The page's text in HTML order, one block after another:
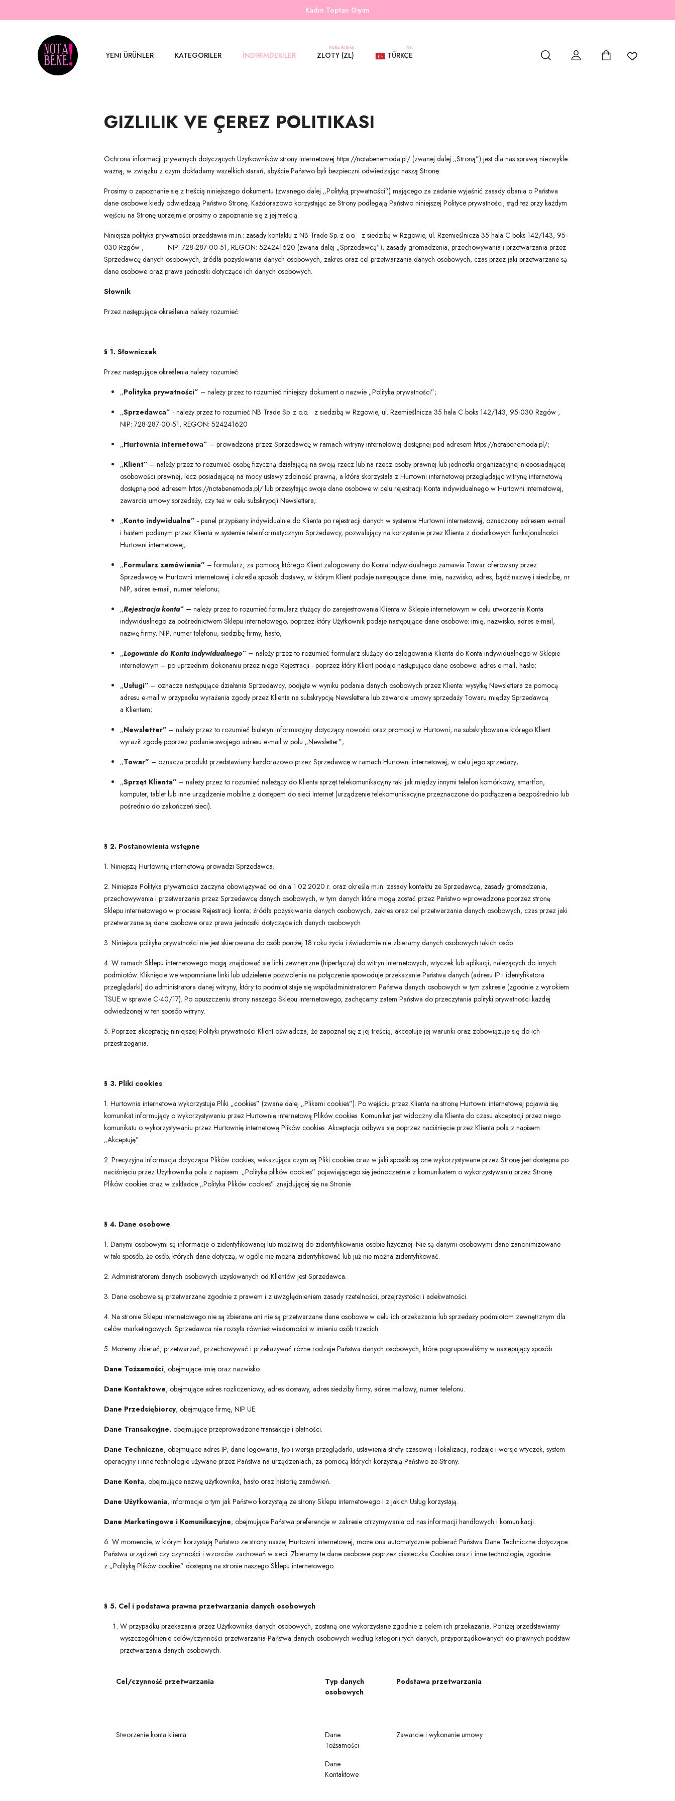
Kadın Toptan Giyim
YENI ÜRÜNLER KATEGORILER İNDIRIMDEKILER
PARA BIRIMI
ZLOTY (ZŁ)
DIL
TÜRKÇE
GIZLILIK VE ÇEREZ POLITIKASI
Ochrona informacji prywatnych dotyczących Użytkowników strony internetowej https://notabenemoda.pl/ (zwanej dalej „Stroną”) jest dla nas sprawą niezwykle
ważną, w związku z czym dokładamy wszelkich starań, abyście Państwo byli bezpieczni odwiedzając naszą Stronę.
Prosimy o zapoznanie się z treścią niniejszego dokumentu (zwanego dalej „Polityką prywatności”) mającego za zadanie wyjaśnić zasady dbania o Państwa
dane osobowe kiedy odwiedzają Państwo Stronę. Każdorazowo korzystając ze Strony podlegają Państwo niniejszej Polityce prywatności, stąd też przy każdym
wejściu na Stronę uprzejmie prosimy o zapoznanie się z jej treścią.
Niniejsza polityka prywatności przedstawia m.in.: zasady kontaktu z NB Trade Sp. z o.o. z siedzibą w Rzgowie, ul. Rzemieślnicza 35 hala C boks 142/143, 95-
030 Rzgów , NIP: 728-287-00-51, REGON: 524241620 (zwana dalej „Sprzedawcą”), zasady gromadzenia, przechowywania i przetwarzania przez
Sprzedawcę danych osobowych, źródła pozyskiwania danych osobowych, zakres oraz cel przetwarzania danych osobowych, czas przez jaki przetwarzane są
dane osobowe oraz prawa jednostki dotyczące ich danych osobowych.
Słownik
Przez następujące określenia należy rozumieć:
§ 1. Słowniczek
Przez następujące określenia należy rozumieć:
„Polityka prywatności” – należy przez to rozumieć niniejszy dokument o nazwie „Polityka prywatności”;
„Sprzedawca” - należy przez to rozumieć NB Trade Sp. z o.o. z siedzibą w Rzgowie, ul. Rzemieślnicza 35 hala C boks 142/143, 95-030 Rzgów ,
NIP: 728-287-00-51, REGON: 524241620
„Hurtownia internetowa” – prowadzona przez Sprzedawcę w ramach witryny internetowej dostępnej pod adresem https://notabenemoda.pl/;
„Klient” – należy przez to rozumieć osobę fizyczną działającą na swoją rzecz lub na rzecz osoby prawnej lub jednostki organizacyjnej nieposiadającej
osobowości prawnej, lecz posiadającej na mocy ustawy zdolność prawną, a która skorzystała z Hurtowni internetowej przeglądając witrynę internetową
dostępną pod adresem https://notabenemoda.pl/ lub przesyłając swoje dane osobowe w celu rejestracji Konta indywidualnego w Hurtowni internetowej,
zawarcia umowy sprzedaży, czy też w celu subskrypcji Newslettera;
„Konto indywidualne” - panel przypisany indywidualnie do Klienta po rejestracji danych w systemie Hurtowni internetowej, oznaczony adresem e-mail
i hasłem podanym przez Klienta w systemie teleinformatycznym Sprzedawcy, pozwalający na korzystanie przez Klienta z dodatkowych funkcjonalności
Hurtowni internetowej;
„Formularz zamówienia” – formularz, za pomocą którego Klient zalogowany do Konta indywidualnego zamawia Towar oferowany przez
Sprzedawcę w Hurtowni internetowej i określa sposób dostawy, w którym Klient podaje następujące dane: imię, nazwisko, adres, bądź nazwę i siedzibę, nr
NIP, adres e-mail, numer telefonu;
„Rejestracja konta” – należy przez to rozumieć formularz służący do zarejestrowania Klienta w Sklepie internetowym w celu utworzenia Konta
indywidualnego za pośrednictwem Sklepu internetowego, poprzez który Użytkownik podaje następujące dane osobowe: imię, nazwisko, adres e-mail,
nazwę firmy, NIP, numer telefonu, siedzibę firmy, hasło;
„Logowanie do Konta indywidualnego” – należy przez to rozumieć formularz służący do zalogowania Klienta do Konta indywidualnego w Sklepie
internetowym – po uprzednim dokonaniu przez niego Rejestracji - poprzez który Klient podaje następujące dane osobowe: adres e-mail, hasło;
„Usługi” – oznacza następujące działania Sprzedawcy, podjęte w wyniku podania danych osobowych przez Klienta: wysyłkę Newslettera za pomocą
adresu e-mail w przypadku wyrażenia zgody przez Klienta na subskrypcję Newslettera lub zawarcie umowy sprzedaży Towaru między Sprzedawcą
a Klientem;
„Newsletter” – należy przez to rozumieć biuletyn informacyjny dotyczący nowości oraz promocji w Hurtowni, na subskrybowanie którego Klient
wyraził zgodę poprzez podanie swojego adresu e-mail w polu „Newsletter”;
„Towar” – oznacza produkt przedstawiany każdorazowo przez Sprzedawcę w ramach Hurtowni internetowej, w celu jego sprzedaży;
„Sprzęt Klienta” – należy przez to rozumieć należący do Klienta sprzęt telekomunikacyjny taki jak między innymi telefon komórkowy, smartfon,
komputer, tablet lub inne urządzenie mobilne z dostępem do sieci Internet (urządzenie telekomunikacyjne przeznaczone do podłączenia bezpośrednio lub
pośrednio do zakończeń sieci).
§ 2. Postanowienia wstępne
1. Niniejszą Hurtownię internetową prowadzi Sprzedawca.
2. Niniejsza Polityka prywatności zaczyna obowiązywać od dnia 1.02.2020 r. oraz określa m.in. zasady kontaktu ze Sprzedawcą, zasady gromadzenia,
przechowywania i przetwarzania przez Sprzedawcę danych osobowych, w tym danych które mogą zostać przez Państwo wprowadzone poprzez stronę
Sklepu internetowego w procesie Rejestracji konta; źródła pozyskiwania danych osobowych, zakres oraz cel przetwarzania danych osobowych, czas przez jaki
przetwarzane są dane osobowe oraz prawa jednostki dotyczące ich danych osobowych.
3. Niniejsza polityka prywatności nie jest skierowana do osób poniżej 18 roku życia i świadomie nie zbieramy danych osobowych takich osób.
4. W ramach Sklepu internetowego mogą znajdować się linki zewnętrzne (hiperłącza) do witryn internetowych, wtyczek lub aplikacji, należących do innych
podmiotów. Kliknięcie we wspomniane linki lub udzielenie pozwolenia na połączenie spowoduje przekazanie Państwa danych (adresu IP i identyfikatora
przeglądarki) do administratora danej witryny, który to podmiot staje się współadministratorem Państwa danych osobowych w tym zakresie (zgodnie z wyrokiem
TSUE w sprawie C-40/17). Po opuszczeniu strony naszego Sklepu internetowego, zachęcamy zatem Państwa do przeczytania polityki prywatności każdej
odwiedzonej w ten sposób witryny.
5. Poprzez akceptację niniejszej Polityki prywatności Klient oświadcza, że zapoznał się z jej treścią, akceptuje jej warunki oraz zobowiązuje się do ich
przestrzegania.
§ 3. Pliki cookies
1. Hurtownia internetowa wykorzystuje Pliki „cookies” (zwane dalej „Plikami cookies”). Po wejściu przez Klienta na stronę Hurtowni internetowej pojawia się
komunikat informujący o wykorzystywaniu przez Hurtownię internetową Plików cookies. Komunikat jest widoczny dla Klienta do czasu akceptacji przez niego
komunikatu o wykorzystywaniu przez Hurtownię internetową Plików cookies. Akceptacja odbywa się poprzez naciśnięcie przez Klienta pola z napisem:
„Akceptuję”.
2. Precyzyjna informacja dotycząca Plików cookies, wskazująca czym są Pliki cookies oraz w jaki sposób są one wykorzystywane przez Stronę jest dostępna po
naciśnięciu przez Użytkownika pola z napisem: „Polityka plików cookies” pojawiającego się jednocześnie z komunikatem o wykorzystywaniu przez Stronę
Plików cookies oraz w zakładce „Polityka Plików cookies” znajdującej się na Stronie.
§ 4. Dane osobowe
1. Danymi osobowymi są informacje o zidentyfikowanej lub możliwej do zidentyfikowania osobie fizycznej. Nie są danymi osobowymi dane zanonimizowane
w taki sposób, że osób, których dane dotyczą, w ogóle nie można zidentyfikować lub już nie można zidentyfikować.
2. Administratorem danych osobowych uzyskiwanych od Klientów jest Sprzedawca.
3. Dane osobowe są przetwarzane zgodnie z prawem i z uwzględnieniem zasady rzetelności, przejrzystości i adekwatności.
4. Na stronie Sklepu internetowego nie są zbierane ani nie są przetwarzane dane osobowe w celu ich przekazania lub sprzedaży podmiotom zewnętrznym dla
celów marketingowych. Sprzedawca nie rozsyła również wiadomości w imieniu osób trzecich.
5. Możemy zbierać, przetwarzać, przechowywać i przekazywać różne rodzaje Państwa danych osobowych, które pogrupowaliśmy w następujący sposób:
Dane Tożsamości, obejmujące imię oraz nazwisko.
Dane Kontaktowe, obejmujące adres rozliczeniowy, adres dostawy, adres siedziby firmy, adres mailowy, numer telefonu.
Dane Przedsiębiorcy, obejmujące firmę, NIP UE.
Dane Transakcyjne, obejmujące przeprowadzone transakcje i płatności.
Dane Techniczne, obejmujące adres IP, dane logowania, typ i wersja przeglądarki, ustawienia strefy czasowej i lokalizacji, rodzaje i wersje wtyczek, system
operacyjny i inne technologie używane przez Państwa na urządzeniach, za pomocą których korzystają Państwo ze Strony.
Dane Konta, obejmujące nazwę użytkownika, hasło oraz historię zamówień.
Dane Użytkowania, informacje o tym jak Państwo korzystają ze strony Sklepu internetowego i z jakich Usług korzystają.
Dane Marketingowe i Komunikacyjne, obejmujące Państwa preferencje w zakresie otrzymywania od nas informacji handlowych i komunikacji.
6. W momencie, w którym korzystają Państwo ze strony naszej Hurtowni internetowej, może ona automatycznie pobierać Państwa Dane Techniczne dotyczące
Państwa urządzeń czy czynności i wzorców zachowań w sieci. Zbieramy te dane osobowe poprzez ciasteczka Cookies oraz i inne technologie, zgodnie
z „Polityką Plików cookies” dostępną na stronie naszego Sklepu internetowego.
§ 5. Cel i podstawa prawna przetwarzania danych osobowych
W przypadku przekazania przez Użytkownika danych osobowych, zostaną one wykorzystane zgodnie z celem ich przekazania. Poniżej przedstawiamy
wyszczególnienie celów/czynności przetwarzania Państwa danych osobowych według kategorii tych danych, przyporządkowanych do prawnych podstaw
przetwarzania danych osobowych.
Cel/czynność przetwarzania
Typ danych
osobowych
Podstawa przetwarzania
Stworzenie konta klienta
Dane
Tożsamości
Dane
Kontaktowe
Zawarcie i wykonanie umowy